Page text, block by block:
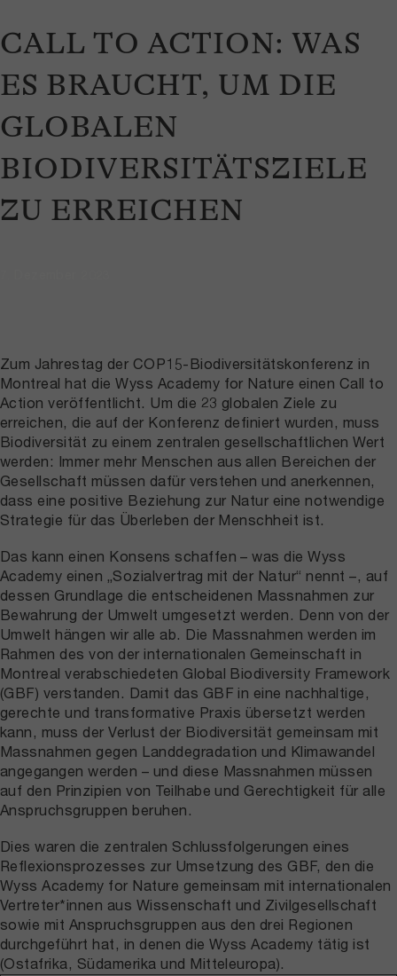
CALL TO ACTION: WAS
ES BRAUCHT, UM DIE
GLOBALEN
BIODIVERSITÄTSZIELE
ZU ERREICHEN
Zum Jahrestag der COP15-Biodiversitätskonferenz in
Montreal hat die Wyss Academy for Nature einen Call to
Action veröffentlicht. Um die 23 globalen Ziele zu
erreichen, die auf der Konferenz definiert wurden, muss
Biodiversität zu einem zentralen gesellschaftlichen Wert
werden: Immer mehr Menschen aus allen Bereichen der
Gesellschaft müssen dafür verstehen und anerkennen,
dass eine positive Beziehung zur Natur eine notwendige
Strategie für das Überleben der Menschheit ist.
Das kann einen Konsens schaffen – was die Wyss
Academy einen „Sozialvertrag mit der Natur“ nennt –, auf
dessen Grundlage die entscheidenen Massnahmen zur
Bewahrung der Umwelt umgesetzt werden. Denn von der
Umwelt hängen wir alle ab. Die Massnahmen werden im
Rahmen des von der internationalen Gemeinschaft in
Montreal verabschiedeten Global Biodiversity Framework
(GBF) verstanden. Damit das GBF in eine nachhaltige,
gerechte und transformative Praxis übersetzt werden
kann, muss der Verlust der Biodiversität gemeinsam mit
Massnahmen gegen Landdegradation und Klimawandel
angegangen werden – und diese Massnahmen müssen
auf den Prinzipien von Teilhabe und Gerechtigkeit für alle
Anspruchsgruppen beruhen.
Dies waren die zentralen Schlussfolgerungen eines
Reflexionsprozesses zur Umsetzung des GBF, den die
Wyss Academy for Nature gemeinsam mit internationalen
Vertreter*innen aus Wissenschaft und Zivilgesellschaft
sowie mit Anspruchsgruppen aus den drei Regionen
durchgeführt hat, in denen die Wyss Academy tätig ist
(Ostafrika, Südamerika und Mitteleuropa).